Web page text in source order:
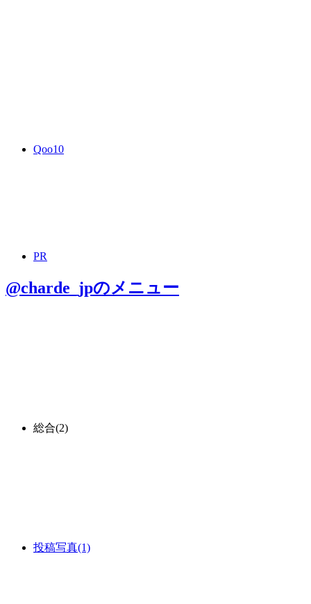
Qoo10
PR
@charde_jpのメニュー
総合(2)
投稿写真(1)